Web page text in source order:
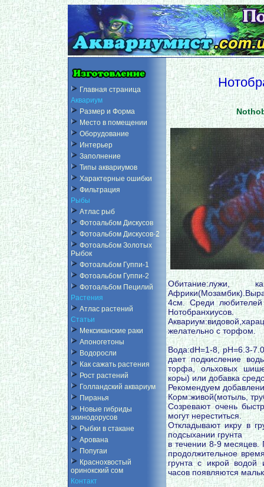
Главная страница
Аквариум
Размер и Форма
Место в помещении
Оборудование
Интерьер
Заполнение
Типы аквариумов
Характерные ошибки
Фильтрация
Рыбы
Атлас рыб
Фотоальбом Дискусов
Фотоальбом Дискусов-2
Фотоальбом Золотых
Рыбок
Фотоальбом Гуппи-1
Фотоальбом Гуппи-2
Фотоальбом Пецилий
Растения
Атлас растений
Статьи
Мексиканские раки
Апоногетоны
Водоросли
Как сажать растения
Рост растений
Голландский аквариум
Пиранья
Новые гибриды
эхинодорусов
Рыбки в стакане
Арована
Попугаи
Краснохвостый
оринокский сом
Контакт
Обитание:лужи,
4см. Среди любителей
Нотобранхиусов.
желательно с торфом.
Вода:dH=1-8, pH=6.3-
дает подкисление
торфа, ольховых
коры) или добавка
Рекомендуем
Корм:живой(мотыль,
Созревают очень
могут нереститься.
Откладывают икру в
подсыхании грунта
в течении 8-9 месяцев.
продолжительное
грунта с икрой водой
часов появляются